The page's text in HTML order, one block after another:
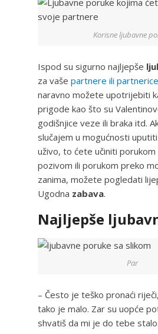
Korisne ljubavne
Ispod su sigurno najljepše
za vaše partnere ili partnerice
naravno možete upotrijebiti
prigode kao što su
godišnjice veze ili braka itd.
slučajem u mogućnosti
uživo, to ćete učiniti porukom
pozivom ili porukom preko
zanima, možete pogledati
Ugodna zabava.
Najljepše
Par
– Često je teško pronaći
tako je malo. Zar su uopće
shvatiš da mi je do tebe stalo.